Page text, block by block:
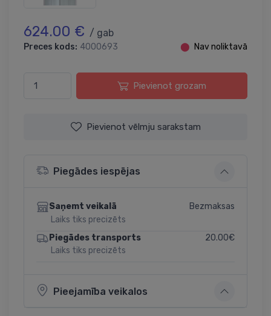
624.00 € / gab
Preces kods: 4000693 ⬤ Nav noliktavā
Pievienot grozam
Pievienot vēlmju sarakstam
Piegādes iespējas
Saņemt veikalā
Laiks tiks precizēts
Bezmaksas
Piegādes transports
Laiks tiks precizēts
20.00€
Pieejamība veikalos